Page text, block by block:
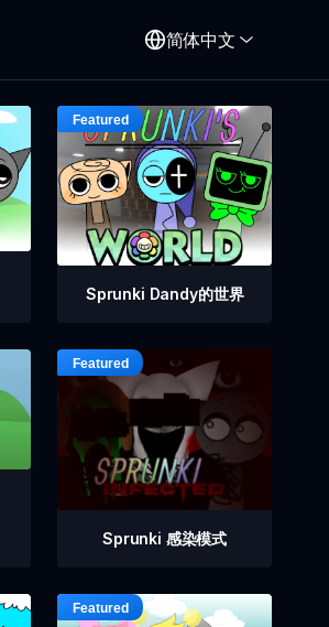
简体中文
Sprunki Dandy的世界
Sprunki 感染模式